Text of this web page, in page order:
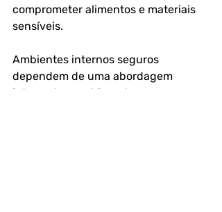
comprometer alimentos e materiais
sensíveis.
Ambientes internos seguros
dependem de uma abordagem
integrada, combinando